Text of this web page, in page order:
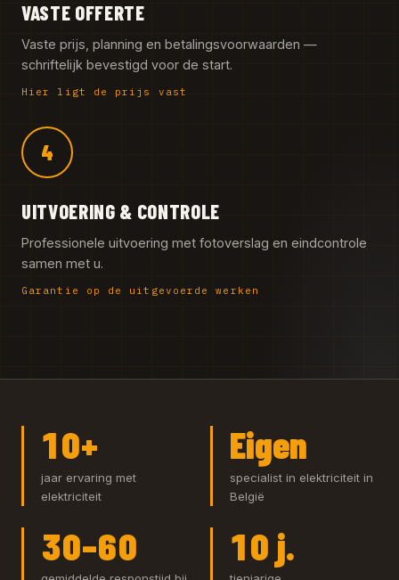
VASTE OFFERTE
Vaste prijs, planning en betalingsvoorwaarden —
schriftelijk bevestigd voor de start.
Hier ligt de prijs vast
4
UITVOERING & CONTROLE
Professionele uitvoering met fotoverslag en eindcontrole
samen met u.
Garantie op de uitgevoerde werken
10+
jaar ervaring met
elektriciteit
Eigen
specialist in elektriciteit in
België
30–60 10 j.